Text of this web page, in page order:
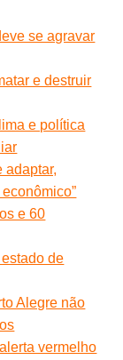
se agravar
e destruir
e política
adaptar,
e 60
de
Alegre não
vermelho